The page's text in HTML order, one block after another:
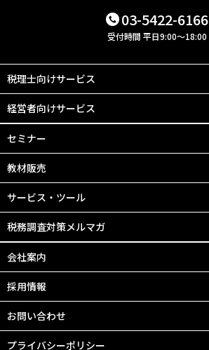
03-5422-6166
受付時間 平日9:00～18:00
税理士向けサービス
経営者向けサービス
セミナー
教材販売
サービス・ツール
税務調査対策メルマガ
会社案内
採用情報
お問い合わせ
プライバシーポリシー